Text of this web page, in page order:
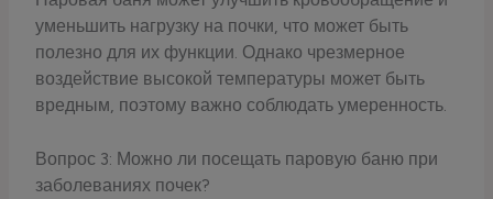
уменьшить нагрузку на почки, что может быть
полезно для их функции. Однако чрезмерное
воздействие высокой температуры может быть
вредным, поэтому важно соблюдать умеренность.
Вопрос 3: Можно ли посещать паровую баню при
заболеваниях почек?